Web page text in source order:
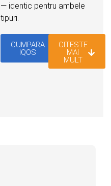
— identic pentru ambele
tipuri.
CUMPARA
IQOS
CITESTE
MAI
MULT